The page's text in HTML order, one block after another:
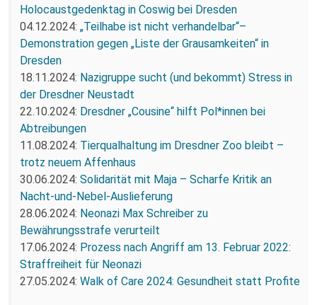
Holocaustgedenktag in Coswig bei Dresden
04.12.2024: „Teilhabe ist nicht verhandelbar“–
Demonstration gegen „Liste der Grausamkeiten“ in
Dresden
18.11.2024: Nazigruppe sucht (und bekommt) Stress in
der Dresdner Neustadt
22.10.2024: Dresdner „Cousine“ hilft Pol*innen bei
Abtreibungen
11.08.2024: Tierqualhaltung im Dresdner Zoo bleibt –
trotz neuem Affenhaus
30.06.2024: Solidarität mit Maja – Scharfe Kritik an
Nacht-und-Nebel-Auslieferung
28.06.2024: Neonazi Max Schreiber zu
Bewährungsstrafe verurteilt
17.06.2024: Prozess nach Angriff am 13. Februar 2022:
Straffreiheit für Neonazi
27.05.2024: Walk of Care 2024: Gesundheit statt Profite